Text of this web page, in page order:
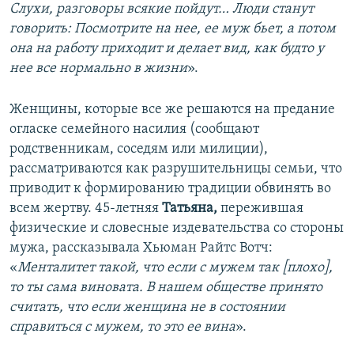
Слухи, разговоры всякие пойдут… Люди станут
говорить: Посмотрите на нее, ее муж бьет, а потом
она на работу приходит и делает вид, как будто у
нее все нормально в жизни».
Женщины, которые все же решаются на предание
огласке семейного насилия (сообщают
родственникам, соседям или милиции),
рассматриваются как разрушительницы семьи, что
приводит к формированию традиции обвинять во
всем жертву. 45-летняя Татьяна, пережившая
физические и словесные издевательства со стороны
мужа, рассказывала Хьюман Райтс Вотч:
«Менталитет такой, что если с мужем так [плохо],
то ты сама виновата. В нашем обществе принято
считать, что если женщина не в состоянии
справиться с мужем, то это ее вина».